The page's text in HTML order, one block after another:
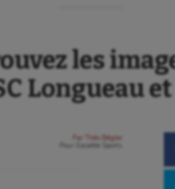
les
Longueau et
Par
Théo Bégler
Gazette Sports